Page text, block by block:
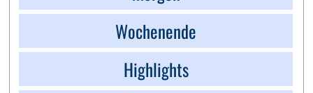
Wochenende
Highlights